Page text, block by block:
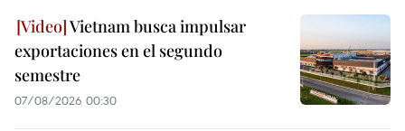
Vietnam busca impulsar
exportaciones en el segundo
semestre
07/08/2026 00:30